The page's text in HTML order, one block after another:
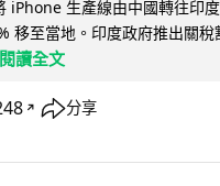
iPhone 生產線由中國轉往印
移至當地。印度政府推出關
閱讀全文
↗ 分享